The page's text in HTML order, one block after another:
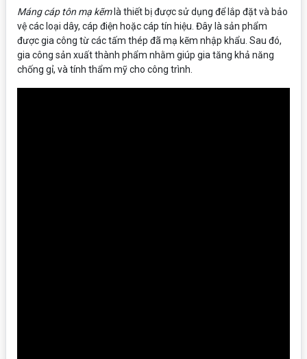
Máng cáp tôn mạ kẽmlà thiết bị được sử dụng để lắp đặt và bảo
vệ các loại dây, cáp điện hoặc cáp tín hiệu. Đây là sản phẩm
được gia công từ các tấm thép đã mạ kẽm nhập khẩu. Sau đó,
gia công sản xuất thành phẩm nhằm giúp gia tăng khả năng
chống gỉ, và tính thẩm mỹ cho công trình.